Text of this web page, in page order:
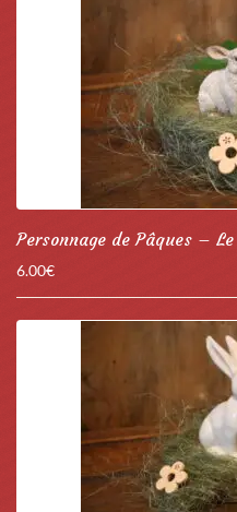
Personnage de Pâques –
6.00€